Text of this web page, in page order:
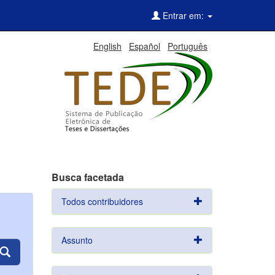
Entrar em:
English Español Português
Busca facetada
Todos contribuidores
Assunto